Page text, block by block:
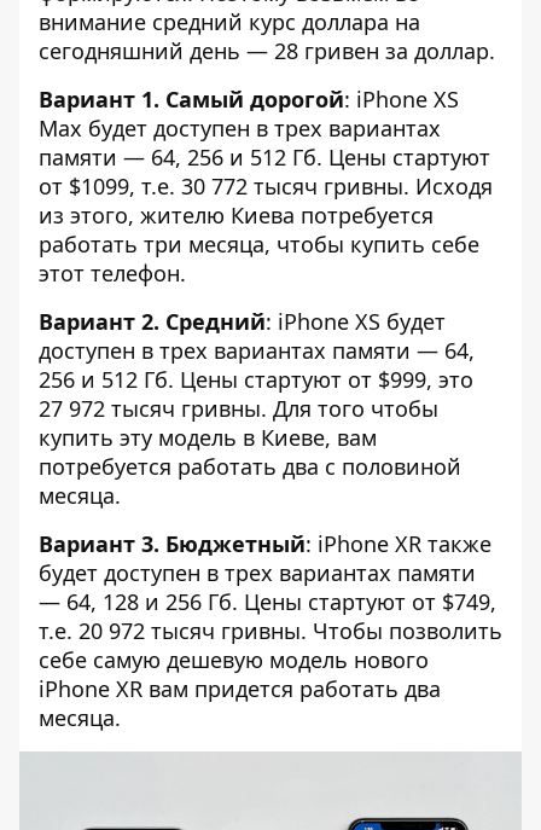
внимание средний курс доллара на
сегодняшний день — 28 гривен за доллар.
Вариант 1. Самый дорогой: iPhone XS
Max будет доступен в трех вариантах
памяти — 64, 256 и 512 Гб. Цены стартуют
от $1099, т.е. 30 772 тысяч гривны. Исходя
из этого, жителю Киева потребуется
работать три месяца, чтобы купить себе
этот телефон.
Вариант 2. Средний: iPhone XS будет
доступен в трех вариантах памяти — 64,
256 и 512 Гб. Цены стартуют от $999, это
27 972 тысяч гривны. Для того чтобы
купить эту модель в Киеве, вам
потребуется работать два с половиной
месяца.
Вариант 3. Бюджетный: iPhone XR также
будет доступен в трех вариантах памяти
— 64, 128 и 256 Гб. Цены стартуют от $749,
т.е. 20 972 тысяч гривны. Чтобы позволить
себе самую дешевую модель нового
iPhone XR вам придется работать два
месяца.